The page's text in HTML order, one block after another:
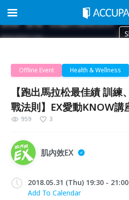
Offline Event Health & Wellness
【跑出馬拉松最佳績 訓
戰法則】EX愛動KNOW講
959 3
肌內效EX
2018.05.31 (Thu) 19:30 -
Add To Calendar